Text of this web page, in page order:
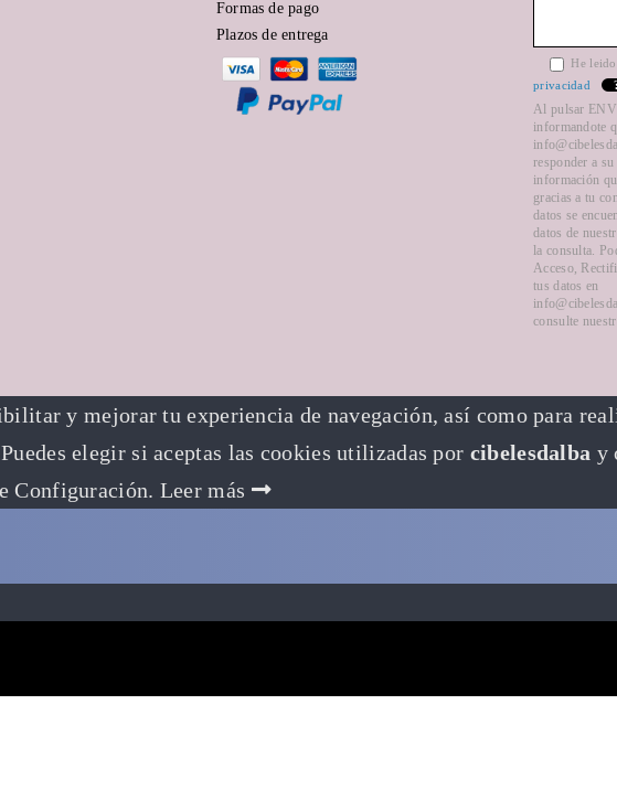
Formas de pago
Plazos de entrega
He
privacidad
Al pulsar
informandote
responder a
información
gracias a tu
datos se
datos de
la consulta.
Acceso,
tus datos en
consulte
y mejorar tu experiencia de navegación, así como para
elegir si aceptas las cookies utilizadas por cibelesdalba y
Configuración. Leer más